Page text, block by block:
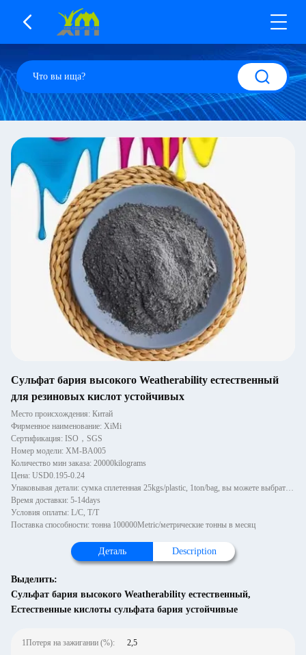
Сульфат бария высокого Weatherability естественный
для резиновых кислот устойчивых
Место происхождения: Китай
Фирменное наименование: XiMi
Сертификация: ISO，SGS
Номер модели: XM-BA005
Количество мин заказа: 20000kilograms
Цена: USD0.195-0.24
Упаковывая детали: сумка сплетенная 25kgs/plastic, 1ton/bag, вы можете выбрать с паллетом или деревянными паллетами, 1~
Время доставки: 5-14days
Условия оплаты: L/C, T/T
Поставка способности: тонна 100000Metric/метрические тонны в месяц
Деталь Description
Выделить:
Сульфат бария высокого Weatherability естественный,
Естественные кислоты сульфата бария устойчивые
1Потеря на зажигании (%): 2,5